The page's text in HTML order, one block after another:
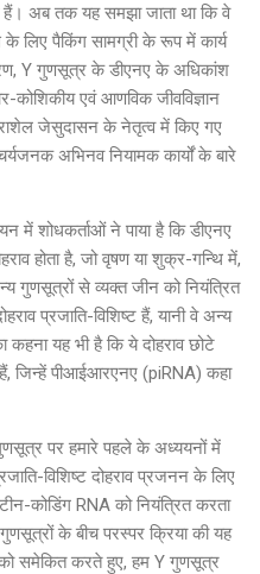
अब तक यह समझा जाता था कि वे
लिए पैकिंग सामग्री के रूप में कार्य
Y गुणसूत्र के डीएनए के अधिकांश
कोशिकीय एवं आणविक जीवविज्ञान
राशेल जेसुदासन के नेतृत्व में किए गए
अभिनव नियामक कार्यों के बारे
में शोधकर्ताओं ने पाया है कि डीएनए
होता है, जो वृषण या शुक्र-गन्थि में,
से व्यक्त जीन को नियंत्रित
प्रजाति-विशिष्ट हैं, यानी वे अन्य
कहना यह भी है कि ये दोहराव छोटे
जिन्हें पीआईआरएनए (piRNA) कहा
पर हमारे पहले के अध्ययनों में
विशिष्ट दोहराव प्रजनन के लिए
कोडिंग RNA को नियंत्रित करता
के बीच परस्पर क्रिया की यह
को समेकित करते हुए, हम Y गुणसूत्र